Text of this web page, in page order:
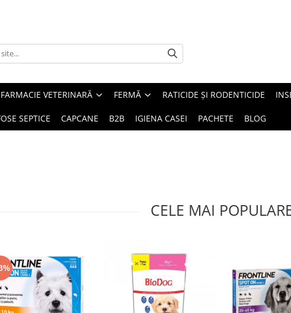
FARMACIE VETERINARĂ FERMĂ RATICIDE ȘI RODENTICIDE
SEPTICE CAPCANE B2B IGIENA CASEI PACHETE BLOG
CELE MAI